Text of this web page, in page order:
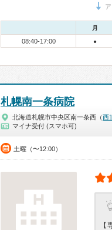
月
08:40-17:00 ●
札幌南一条病院
北海道札幌市中央区南一条西（西
マイナ受付 (スマホ可)
土曜（〜12:00）
【